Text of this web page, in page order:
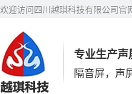
欢迎访问四川越琪科技有限公司官
专业生产
隔音屏，声